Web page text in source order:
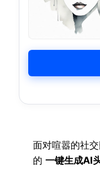
面对喧嚣的社
的 一键生成AI